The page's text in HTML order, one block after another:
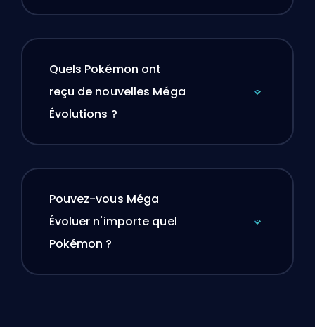
Quels Pokémon ont
reçu de nouvelles Méga
Évolutions ?
Pouvez-vous Méga
Évoluer n'importe quel
Pokémon ?